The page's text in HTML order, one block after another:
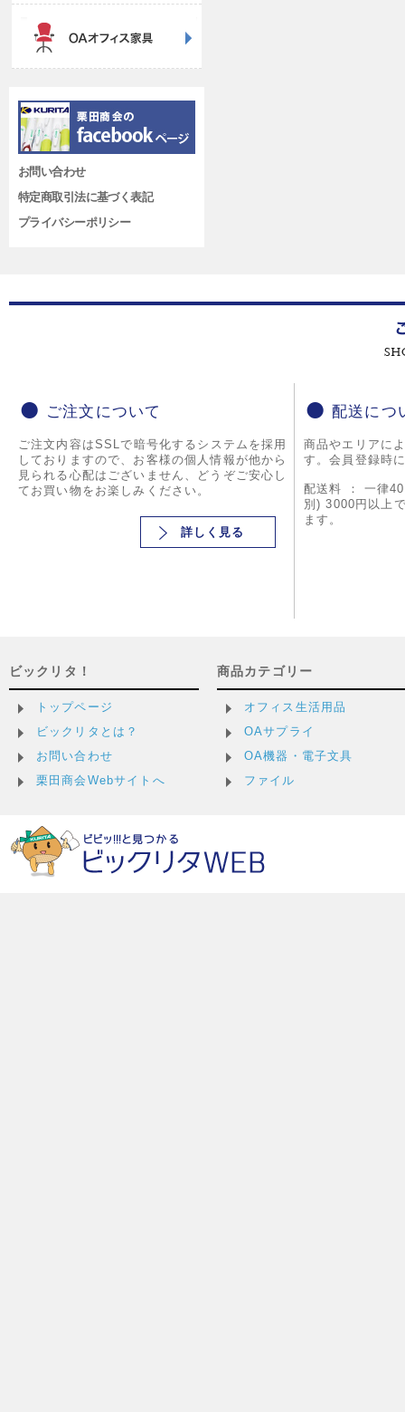
お問い合わせ
特定商取引法に基づく表記
プライバシーポリシー
ご注文について
ご注文内容はSSLで暗号化するシステムを採用
しておりますので、お客様の個人情報が他から
見られる心配はございません、どうぞご安心し
てお買い物をお楽しみください。
詳しく見る
配送につ
商品やエリアに
す。会員登録時
配送料 ： 一律
別) 3000円以上
ます。
ビックリタ！
トップページ
ビックリタとは？
お問い合わせ
栗田商会Webサイトへ
商品カテゴリー
オフィス生活用品
OAサプライ
OA機器・電子文具
ファイル